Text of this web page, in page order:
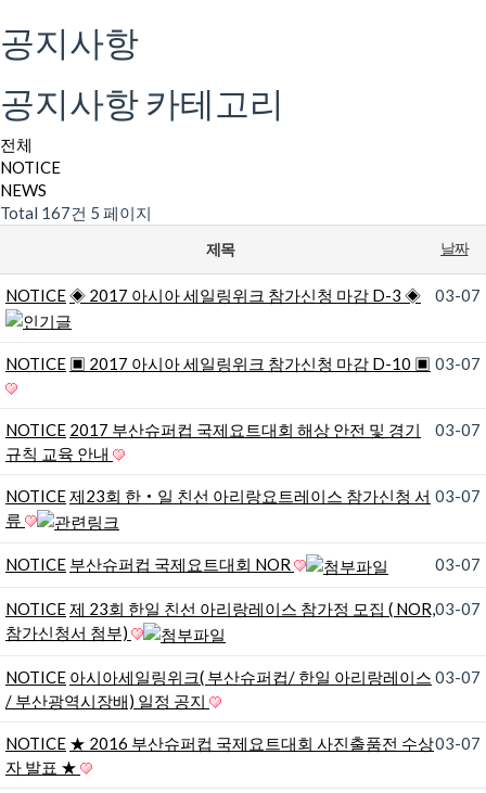
공지사항
공지사항 카테고리
전체
NOTICE
NEWS
Total 167건 5 페이지
제목 날짜
03-07
NOTICE◈ 2017 아시아 세일링위크 참가신청 마감 D-3 ◈
03-07
NOTICE ▣ 2017 아시아 세일링위크 참가신청 마감 D-10 ▣
03-07
NOTICE 2017 부산슈퍼컵 국제요트대회 해상 안전 및 경기
규칙 교육 안내
03-07
NOTICE 제23회 한‧일 친선 아리랑요트레이스 참가신청 서
류
03-07
NOTICE 부산슈퍼컵 국제요트대회 NOR
03-07
NOTICE 제 23회 한일 친선 아리랑레이스 참가정 모집 ( NOR,
참가신청서 첨부)
03-07
NOTICE 아시아세일링위크( 부산슈퍼컵/ 한일 아리랑레이스
/ 부산광역시장배) 일정 공지
03-07
NOTICE ★ 2016 부산슈퍼컵 국제요트대회 사진출품전 수상
자 발표 ★